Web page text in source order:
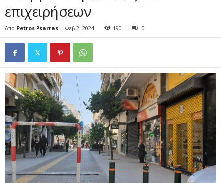
επιχειρήσεων
Από Petros Psarras - Φεβ 2, 2024 190 0